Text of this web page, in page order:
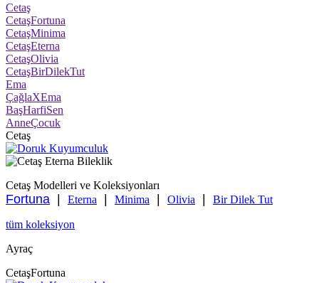
Cetaş
CetaşFortuna
CetaşMinima
CetaşEterna
CetaşOlivia
CetaşBirDilekTut
Ema
ÇağlaXEma
BaşHarfiSen
AnneÇocuk
Cetaş
Cetaş Modelleri ve Koleksiyonları
Fortuna | Eterna | Minima | Olivia | Bir Dilek Tut
tüm koleksiyon
Ayraç
CetaşFortuna